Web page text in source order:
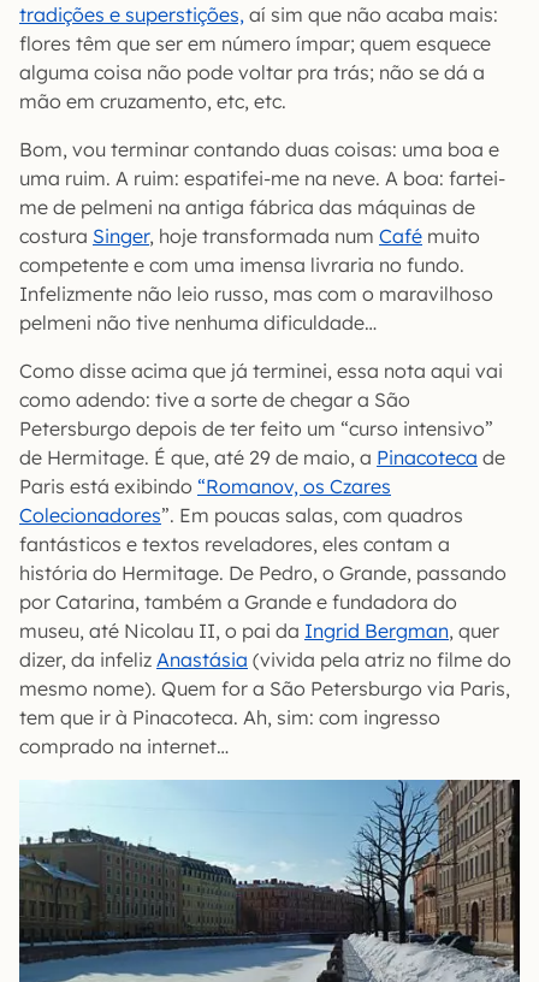
tradições e superstições, aí sim que não acaba mais:
flores têm que ser em número ímpar; quem esquece
alguma coisa não pode voltar pra trás; não se dá a
mão em cruzamento, etc, etc.
Bom, vou terminar contando duas coisas: uma boa e
uma ruim. A ruim: espatifei-me na neve. A boa: fartei-
me de pelmeni na antiga fábrica das máquinas de
costura Singer, hoje transformada num Café muito
competente e com uma imensa livraria no fundo.
Infelizmente não leio russo, mas com o maravilhoso
pelmeni não tive nenhuma dificuldade…
Como disse acima que já terminei, essa nota aqui vai
como adendo: tive a sorte de chegar a São
Petersburgo depois de ter feito um “curso intensivo”
de Hermitage. É que, até 29 de maio, a Pinacoteca de
Paris está exibindo “Romanov, os Czares
Colecionadores”. Em poucas salas, com quadros
fantásticos e textos reveladores, eles contam a
história do Hermitage. De Pedro, o Grande, passando
por Catarina, também a Grande e fundadora do
museu, até Nicolau II, o pai da Ingrid Bergman, quer
dizer, da infeliz Anastásia (vivida pela atriz no filme do
mesmo nome). Quem for a São Petersburgo via Paris,
tem que ir à Pinacoteca. Ah, sim: com ingresso
comprado na internet…